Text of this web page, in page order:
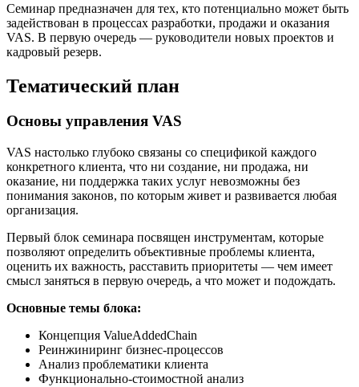
Семинар предназначен для тех, кто потенциально может быть
задействован в процессах разработки, продажи и оказания
VAS. В первую очередь — руководители новых проектов и
кадровый резерв.
Тематический план
Основы управления VAS
VAS настолько глубоко связаны со спецификой каждого
конкретного клиента, что ни создание, ни продажа, ни
оказание, ни поддержка таких услуг невозможны без
понимания законов, по которым живет и развивается любая
организация.
Первый блок семинара посвящен инструментам, которые
позволяют определить объективные проблемы клиента,
оценить их важность, расставить приоритеты — чем имеет
смысл заняться в первую очередь, а что может и подождать.
Основные темы блока:
Концепция ValueAddedChain
Реинжиниринг бизнес-процессов
Анализ проблематики клиента
Функционально-стоимостной анализ